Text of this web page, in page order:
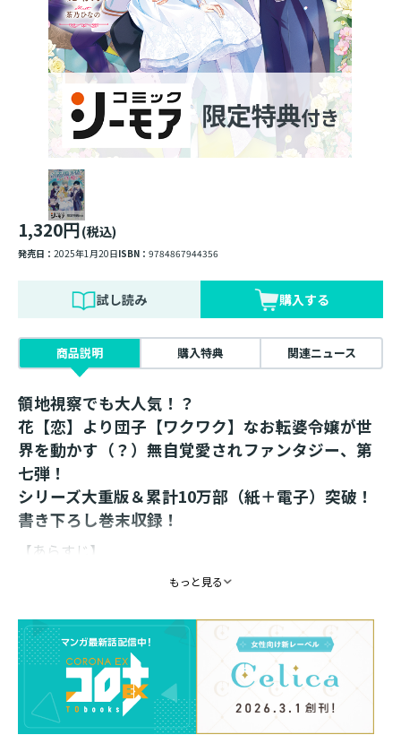
1,320円(税込)
発売日： 2025年1月20日ISBN： 9784867944356
試し読み 購入する
商品説明 購入特典 関連ニュース
領地視察でも大人気！？
花【恋】より団子【ワクワク】なお転婆令嬢が世
界を動かす（？）無自覚愛されファンタジー、第
七弾！
シリーズ大重版＆累計10万部（紙＋電子）突破！
書き下ろし巻末収録！
【あらすじ】
聖女修行のためにやってきたバッシュ公爵領では、騎士
たちに忠誠を誓われ、冷たかった執事もなぜか優しくな
り、朝食も豪華で良いこと尽くめ！ と言いたいところ
だけど、私を良く思わないご令嬢もいるし、お兄様たち
が異常に警戒する『帝国』とやらの存在も見え隠れ。ま
ぁとりあえずは、私に会えるのを楽しみにしてくれてい
る領民の皆様へご挨拶も兼ねて領地視察へレッツゴ
もっと見る